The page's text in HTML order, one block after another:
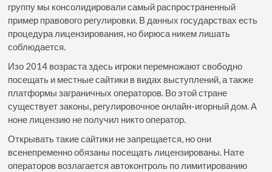
группу мы консолидировали самый распространенный
пример правового регулировки. В данных государствах есть
процедура лицензирования, но бирюса никем лишать
соблюдается.
Изо 2014 возраста здесь игроки перемножают свободно
посещать и местные сайтики в видах выступлений, а также
платформы заграничных операторов. Во этой стране
существует законы, регулировочное онлайн-игорный дом. А
ноне лицензию не получил никто оператор.
Открывать такие сайтики не запрещается, но они
всенепременно обязаны посещать лицензированы. Нате
операторов возлагается автоконтроль по лимитированию